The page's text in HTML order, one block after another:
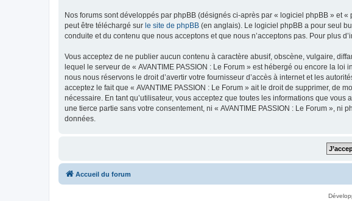
Nos forums sont développés par phpBB (désignés ci-après par « logiciel phpBB » et
peut être téléchargé sur le site de phpBB (en anglais). Le logiciel phpBB a pour seul
conduite et du contenu que nous acceptons et que nous n’acceptons pas. Pour plus
Vous acceptez de ne publier aucun contenu à caractère abusif, obscène, vulgaire,
lequel le serveur de « AVANTIME PASSION : Le Forum » est hébergé ou encore la
nous nous réservons le droit d’avertir votre fournisseur d’accès à internet et les
acceptez le fait que « AVANTIME PASSION : Le Forum » ait le droit de supprimer, de
nécessaire. En tant qu’utilisateur, vous acceptez que toutes les informations que
une tierce partie sans votre consentement, ni « AVANTIME PASSION : Le Forum »,
données.
Accueil du forum